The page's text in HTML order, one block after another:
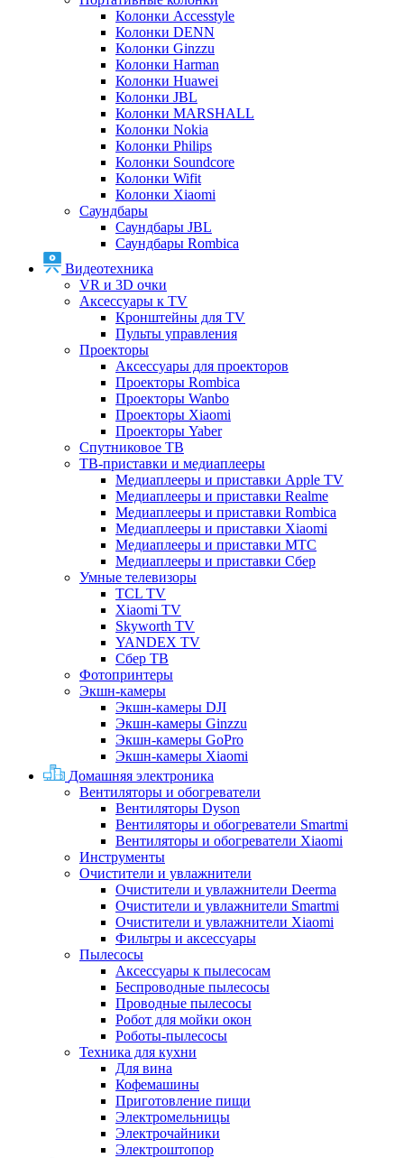
Колонки Accesstyle
Колонки DENN
Колонки Ginzzu
Колонки Harman
Колонки Huawei
Колонки JBL
Колонки MARSHALL
Колонки Nokia
Колонки Philips
Колонки Soundcore
Колонки Wifit
Колонки Xiaomi
Саундбары
Саундбары JBL
Саундбары Rombica
Видеотехника
VR и 3D очки
Аксессуары к TV
Кронштейны для TV
Пульты управления
Проекторы
Аксессуары для проекторов
Проекторы Rombica
Проекторы Wanbo
Проекторы Xiaomi
Проекторы Yaber
Спутниковое ТВ
ТВ-приставки и медиаплееры
Медиаплееры и приставки Apple TV
Медиаплееры и приставки Realme
Медиаплееры и приставки Rombica
Медиаплееры и приставки Xiaomi
Медиаплееры и приставки МТС
Медиаплееры и приставки Сбер
Умные телевизоры
TCL TV
Xiaomi TV
Skyworth TV
YANDEX TV
Сбер ТВ
Фотопринтеры
Экшн-камеры
Экшн-камеры DJI
Экшн-камеры Ginzzu
Экшн-камеры GoPro
Экшн-камеры Xiaomi
Домашняя электроника
Вентиляторы и обогреватели
Вентиляторы Dyson
Вентиляторы и обогреватели Smartmi
Вентиляторы и обогреватели Xiaomi
Инструменты
Очистители и увлажнители
Очистители и увлажнители Deerma
Очистители и увлажнители Smartmi
Очистители и увлажнители Xiaomi
Фильтры и аксессуары
Пылесосы
Аксессуары к пылесосам
Беспроводные пылесосы
Проводные пылесосы
Робот для мойки окон
Роботы-пылесосы
Техника для кухни
Для вина
Кофемашины
Приготовление пищи
Электромельницы
Электрочайники
Электроштопор